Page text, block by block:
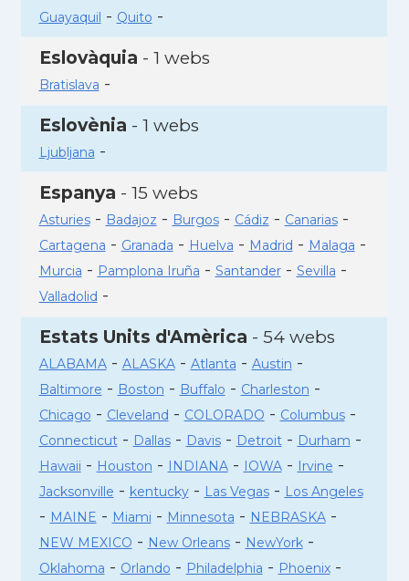
Guayaquil - Quito -
Eslovàquia - 1 webs
Bratislava -
Eslovènia - 1 webs
Ljubljana -
Espanya - 15 webs
Asturies- Badajoz - Burgos- Cádiz - Canarias-
Cartagena - Granada - Huelva - Madrid - Malaga -
Murcia - Pamplona Iruña - Santander- Sevilla -
Valladolid -
Estats Units d'Amèrica - 54 webs
ALABAMA- ALASKA- Atlanta - Austin -
Baltimore - Boston - Buffalo - Charleston -
Chicago - Cleveland - COLORADO - Columbus-
Connecticut- Dallas- Davis- Detroit- Durham -
Hawaii - Houston - INDIANA- IOWA- Irvine -
Jacksonville - kentucky- Las Vegas- Los Angeles
- MAINE - Miami - Minnesota - NEBRASKA-
NEW MEXICO - New Orleans- NewYork-
Oklahoma - Orlando - Philadelphia - Phoenix-